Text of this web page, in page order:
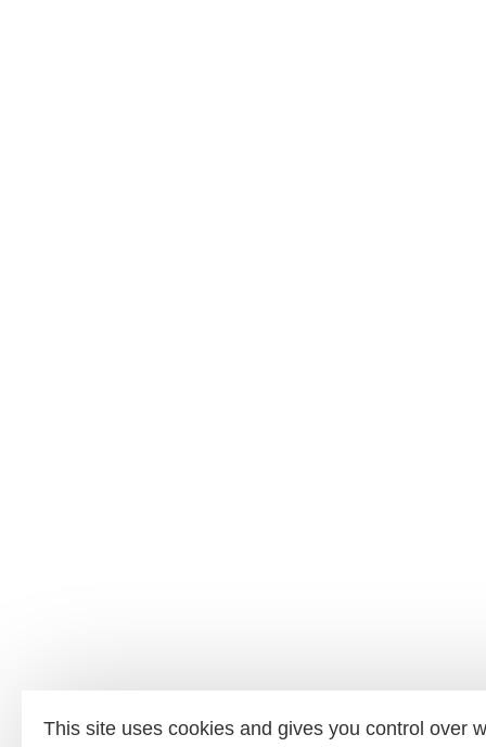
This site uses cookies and gives you control over